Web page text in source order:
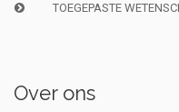
TOEGEPASTE
Over ons